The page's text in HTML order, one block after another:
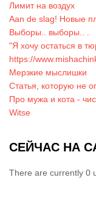
Лимит на воздух
Aan de slag! Новые
Выборы.. выборы.. .
"Я хочу остаться в
https://
Мерзкие мыслишки
Статья, которую не
Про мужа и кота -
Witse
СЕЙЧАС НА
There are currently 0